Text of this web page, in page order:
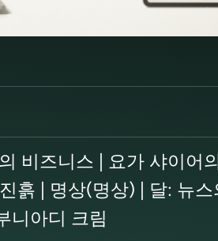
비즈니스 | 요가 샤이어
흙 | 명상(명상) | 달: 뉴스
니아디 크림